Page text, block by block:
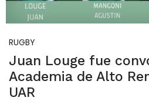
RUGBY
Juan Louge fue
Academia de Alto
UAR